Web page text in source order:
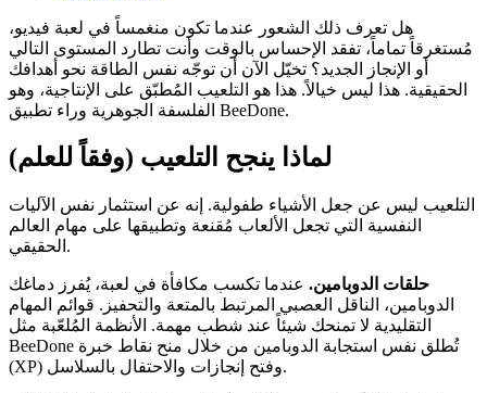
هل تعرف ذلك الشعور عندما تكون منغمساً في لعبة فيديو،
مُستغرقاً تماماً، تفقد الإحساس بالوقت وأنت تطارد المستوى التالي
أو الإنجاز الجديد؟ تخيّل الآن أن توجّه نفس الطاقة نحو أهدافك
الحقيقية. هذا ليس خيالاً. هذا هو التلعيب المُطبّق على الإنتاجية، وهو
الفلسفة الجوهرية وراء تطبيق BeeDone.
لماذا ينجح التلعيب (وفقاً للعلم)
التلعيب ليس عن جعل الأشياء طفولية. إنه عن استثمار نفس الآليات
النفسية التي تجعل الألعاب مُقنعة وتطبيقها على مهام العالم
الحقيقي.
حلقات الدوبامين. عندما تكسب مكافأة في لعبة، يُفرز دماغك
الدوبامين، الناقل العصبي المرتبط بالمتعة والتحفيز. قوائم المهام
التقليدية لا تمنحك شيئاً عند شطب مهمة. الأنظمة المُلعّبة مثل
BeeDone تُطلق نفس استجابة الدوبامين من خلال منح نقاط خبرة
(XP) وفتح إنجازات والاحتفال بالسلاسل.